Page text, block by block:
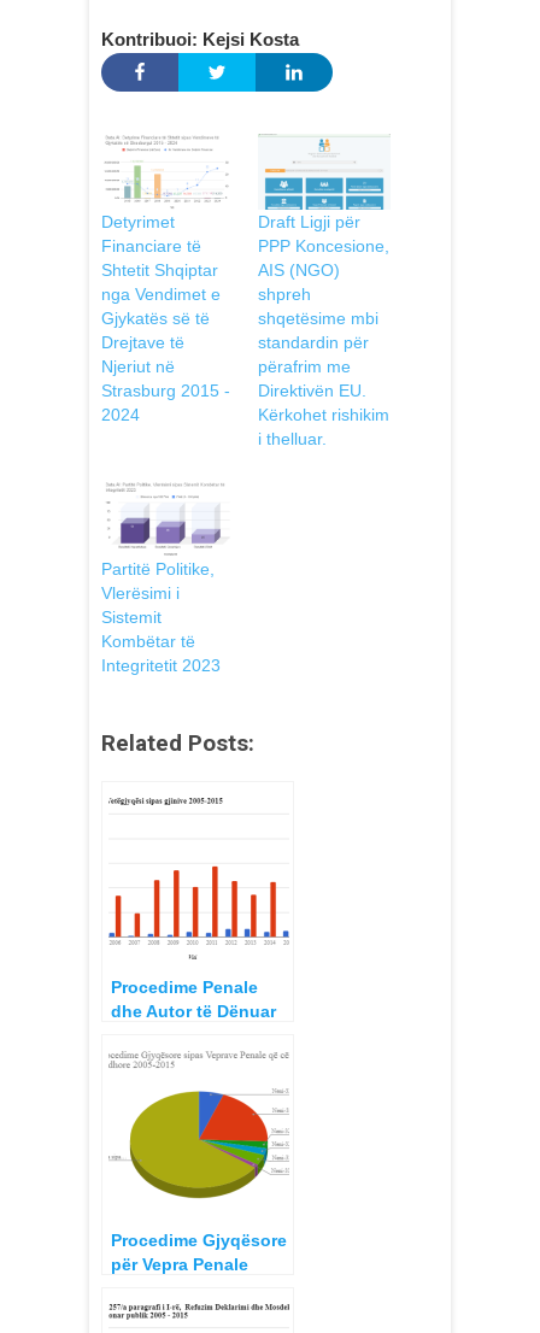
Kontribuoi: Kejsi Kosta
Detyrimet
Financiare të
Shtetit Shqiptar
nga Vendimet e
Gjykatës së të
Drejtave të
Njeriut në
Strasburg 2015 -
2024
Draft Ligji për
PPP Koncesione,
AIS (NGO)
shpreh
shqetësime mbi
standardin pёr
përafrim me
Direktivën EU.
Kërkohet rishikim
i thelluar.
Partitë Politike,
Vlerësimi i
Sistemit
Kombëtar të
Integritetit 2023
Related Posts:
Procedime Penale
dhe Autor të Dënuar
2015
Procedime Gjyqësore
për Vepra Penale
Lira 2005-2015